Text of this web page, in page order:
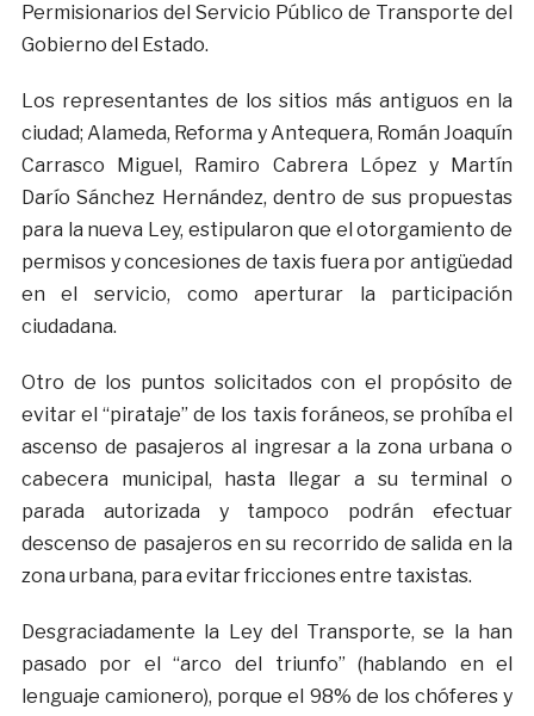
Permisionarios del Servicio Público de Transporte del
Gobierno del Estado.
Los representantes de los sitios más antiguos en la
ciudad; Alameda, Reforma y Antequera, Román Joaquín
Carrasco Miguel, Ramiro Cabrera López y Martín
Darío Sánchez Hernández, dentro de sus propuestas
para la nueva Ley, estipularon que el otorgamiento de
permisos y concesiones de taxis fuera por antigüedad
en el servicio, como aperturar la participación
ciudadana.
Otro de los puntos solicitados con el propósito de
evitar el “pirataje” de los taxis foráneos, se prohíba el
ascenso de pasajeros al ingresar a la zona urbana o
cabecera municipal, hasta llegar a su terminal o
parada autorizada y tampoco podrán efectuar
descenso de pasajeros en su recorrido de salida en la
zona urbana, para evitar fricciones entre taxistas.
Desgraciadamente la Ley del Transporte, se la han
pasado por el “arco del triunfo” (hablando en el
lenguaje camionero), porque el 98% de los chóferes y